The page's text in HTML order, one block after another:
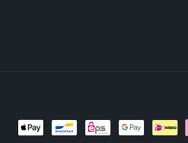
Zahlungsmethoden